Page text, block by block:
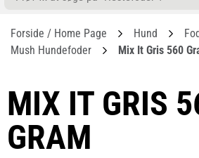
Forside / Home Page Hund
Mush Hundefoder
Mix It Gris 560
MIX IT GRIS
GRAM